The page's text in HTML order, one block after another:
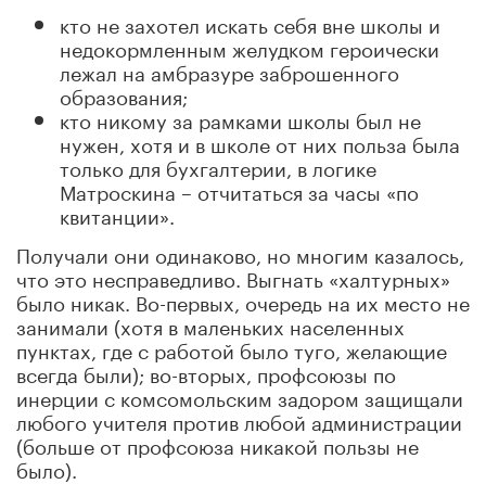
кто не захотел искать себя вне школы и
недокормленным желудком героически
лежал на амбразуре заброшенного
образования;
кто никому за рамками школы был не
нужен, хотя и в школе от них польза была
только для бухгалтерии, в логике
Матроскина – отчитаться за часы «по
квитанции».
Получали они одинаково, но многим казалось,
что это несправедливо. Выгнать «халтурных»
было никак. Во-первых, очередь на их место не
занимали (хотя в маленьких населенных
пунктах, где с работой было туго, желающие
всегда были); во-вторых, профсоюзы по
инерции с комсомольским задором защищали
любого учителя против любой администрации
(больше от профсоюза никакой пользы не
было).